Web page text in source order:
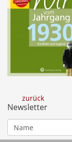
zurück
Newsletter